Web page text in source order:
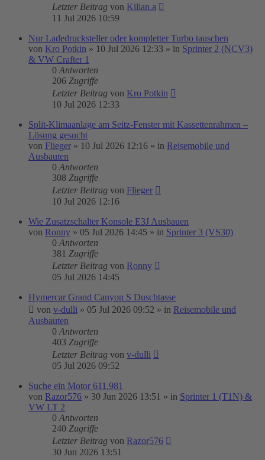
Letzter Beitrag von Kilian.a
11 Jul 2026 10:59
Nur Ladedrucksteller oder kompletter Turbo tauschen
von Kro Potkin » 10 Jul 2026 12:33 » in Sprinter 2 (NCV3)
& VW Crafter 1
0 Antworten
206 Zugriffe
Letzter Beitrag von Kro Potkin
10 Jul 2026 12:33
Split-Klimaanlage am Seitz-Fenster mit Kassettenrahmen –
Lösung gesucht
von Flieger » 10 Jul 2026 12:16 » in Reisemobile und
Ausbauten
0 Antworten
308 Zugriffe
Letzter Beitrag von Flieger
10 Jul 2026 12:16
Wie Zusatzschalter Konsole E3J Ausbauen
von Ronny » 05 Jul 2026 14:45 » in Sprinter 3 (VS30)
0 Antworten
381 Zugriffe
Letzter Beitrag von Ronny
05 Jul 2026 14:45
Hymercar Grand Canyon S Duschtasse
von v-dulli » 05 Jul 2026 09:52 » in Reisemobile und
Ausbauten
0 Antworten
403 Zugriffe
Letzter Beitrag von v-dulli
05 Jul 2026 09:52
Suche ein Motor 611.981
von Razor576 » 30 Jun 2026 13:51 » in Sprinter 1 (T1N) &
VW LT 2
0 Antworten
240 Zugriffe
Letzter Beitrag von Razor576
30 Jun 2026 13:51